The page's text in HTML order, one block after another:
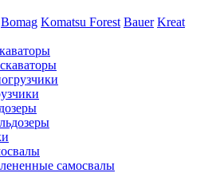
Bomag Komatsu Forest Bauer Kreat
cамосвалы